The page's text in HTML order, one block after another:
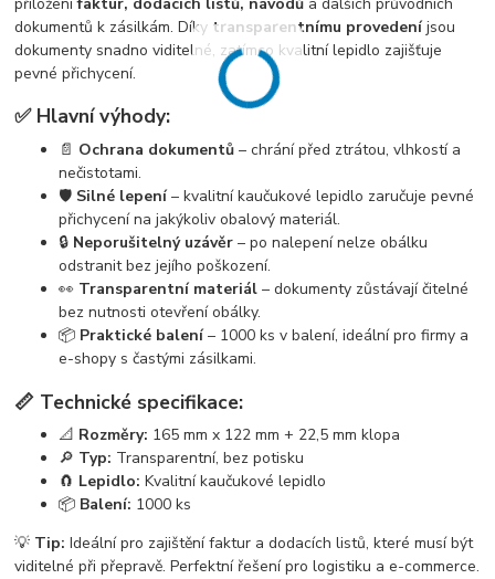
dokumentů k zásilkám. Díky transparentnímu provedeníjsou
dokumenty snadno viditelné, zatímco kvalitní lepidlo zajišťuje
pevné přichycení.
✅ Hlavní výhody:
📄 Ochrana dokumentů – chrání před ztrátou, vlhkostí a
nečistotami.
🛡️ Silné lepení– kvalitní kaučukové lepidlo zaručuje pevné
přichycení na jakýkoliv obalový materiál.
🔒 Neporušitelný uzávěr – po nalepení nelze obálku
odstranit bez jejího poškození.
👀 Transparentní materiál – dokumenty zůstávají čitelné
bez nutnosti otevření obálky.
📦 Praktické balení– 1000 ks v balení, ideální pro firmy a
e-shopy s častými zásilkami.
📏 Technické specifikace:
📐 Rozměry: 165 mm x 122 mm + 22,5 mm klopa
🔎 Typ: Transparentní, bez potisku
🧲 Lepidlo: Kvalitní kaučukové lepidlo
📦 Balení: 1000 ks
💡 Tip: Ideální pro zajištění faktur a dodacích listů, které musí být
viditelné při přepravě. Perfektní řešení pro logistiku a e-commerce.